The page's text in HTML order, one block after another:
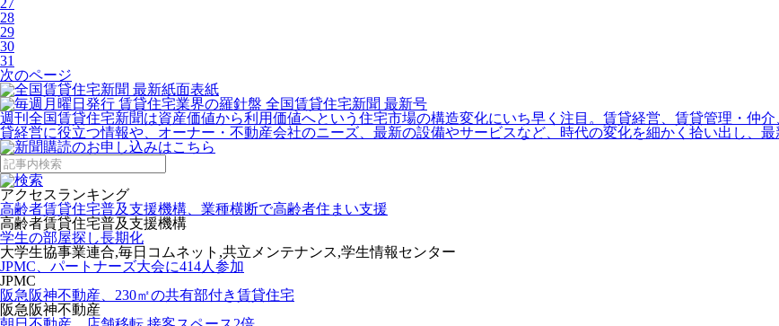
27
28
29
30
31
次のページ
週刊全国賃貸住宅新聞は資産価値から利用価値へという住宅市場の構造変化にいち早く注目。賃貸経営、賃貸管理・仲
貸経営に役立つ情報や、オーナー・不動産会社のニーズ、最新の設備やサービスなど、時代の変化を細かく拾い出し、最
アクセスランキング
高齢者賃貸住宅普及支援機構、業種横断で高齢者住まい支援
高齢者賃貸住宅普及支援機構
学生の部屋探し長期化
大学生協事業連合,毎日コムネット,共立メンテナンス,学生情報センター
JPMC、パートナーズ大会に414人参加
JPMC
阪急阪神不動産、230㎡の共有部付き賃貸住宅
阪急阪神不動産